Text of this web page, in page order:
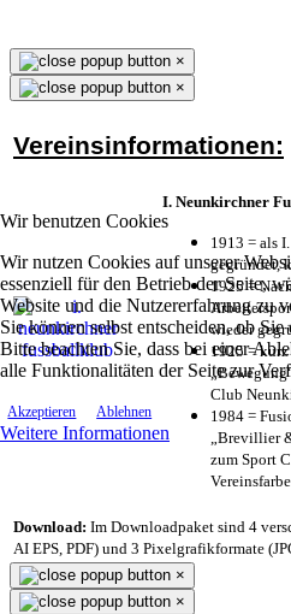
Wir benutzen Cookies
Wir nutzen Cookies auf unserer
essenziell für den Betrieb der Seite,
Website und die Nutzererfahrung zu
Sie können selbst entscheiden, ob
Bitte beachten Sie, dass bei einer
alle Funktionalitäten der Seite zur
Akzeptieren Ablehnen
Weitere Informationen
×
×
Vereinsinformationen:
I. Neunkirchner
1913 = als
gegründet,
1925 =
wieder
1925 =
Club
1984 =
„Brevillier
zum Sport
Download: Im Downloadpaket sind 4
AI EPS, PDF) und 3 Pixelgrafikformate
×
×